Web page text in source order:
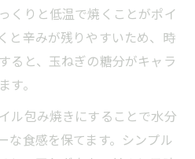
くりと低温で焼くことがポイ
と辛みが残りやすいため、時
ると、玉ねぎの糖分がキャラ
す。
ル包み焼きにすることで水分
な食感を保てます。シンプル